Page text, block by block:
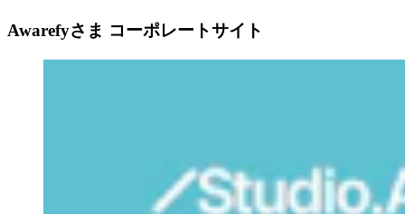
Awarefyさま コーポレートサイト